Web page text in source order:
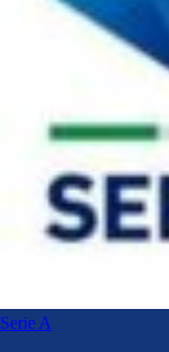
Serie A